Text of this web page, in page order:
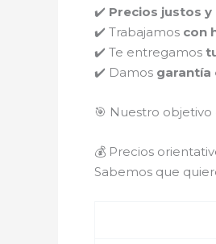
✔️ Precios justos
✔️ Trabajamos con
✔️ Te entregamos
✔️ Damos garantía
🎯 Nuestro objetivo
💰 Precios
Sabemos que